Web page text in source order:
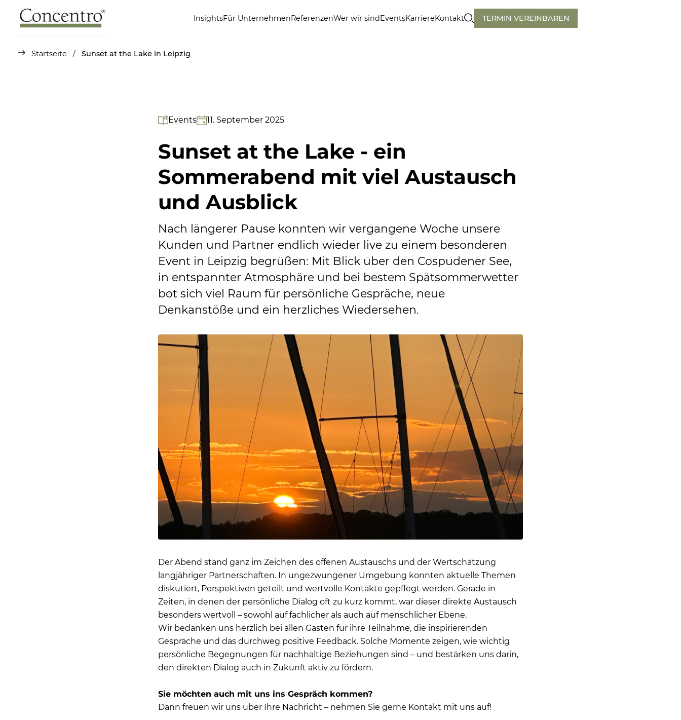
InsightsFür UnternehmenReferenzenWer wir sindEventsKarriereKontakt TERMIN VEREINBAREN
Startseite / Sunset at the Lake in Leipzig
Events 11. September 2025
Sunset at the Lake - ein
Sommerabend mit viel Austausch
und Ausblick
Nach längerer Pause konnten wir vergangene Woche unsere
Kunden und Partner endlich wieder live zu einem besonderen
Event in Leipzig begrüßen: Mit Blick über den Cospudener See,
in entspannter Atmosphäre und bei bestem Spätsommerwetter
bot sich viel Raum für persönliche Gespräche, neue
Denkanstöße und ein herzliches Wiedersehen.
Der Abend stand ganz im Zeichen des offenen Austauschs und der Wertschätzung
langjähriger Partnerschaften. In ungezwungener Umgebung konnten aktuelle Themen
diskutiert, Perspektiven geteilt und wertvolle Kontakte gepflegt werden. Gerade in
Zeiten, in denen der persönliche Dialog oft zu kurz kommt, war dieser direkte Austausch
besonders wertvoll – sowohl auf fachlicher als auch auf menschlicher Ebene.
Wir bedanken uns herzlich bei allen Gästen für ihre Teilnahme, die inspirierenden
Gespräche und das durchweg positive Feedback. Solche Momente zeigen, wie wichtig
persönliche Begegnungen für nachhaltige Beziehungen sind – und bestärken uns darin,
den direkten Dialog auch in Zukunft aktiv zu fördern.
Sie möchten auch mit uns ins Gespräch kommen?
Dann freuen wir uns über Ihre Nachricht – nehmen Sie gerne Kontakt mit uns auf!